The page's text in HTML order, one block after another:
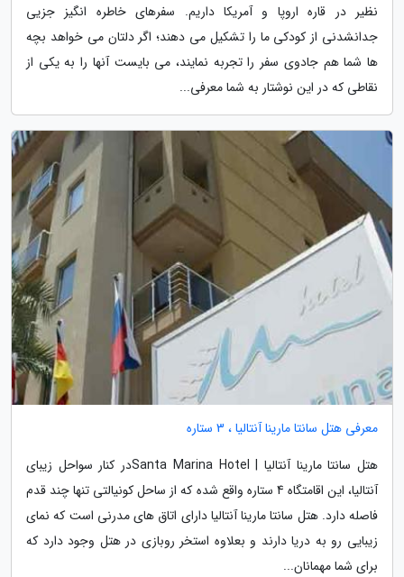
نظیر در قاره اروپا و آمریکا داریم. سفرهای خاطره انگیز جزیی
جدانشدنی از کودکی ما را تشکیل می دهند؛ اگر دلتان می خواهد بچه
ها شما هم جادوی سفر را تجربه نمایند، می بایست آنها را به یکی از
نقاطی که در این نوشتار به شما معرفی...
معرفی هتل سانتا مارینا آنتالیا ، 3 ستاره
هتل سانتا مارینا آنتالیا | Santa Marina Hotelدر کنار سواحل زیبای
آنتالیا، این اقامتگاه 4 ستاره واقع شده که از ساحل کونیالتی تنها چند قدم
فاصله دارد. هتل سانتا مارینا آنتالیا دارای اتاق های مدرنی است که نمای
زیبایی رو به دریا دارند و بعلاوه استخر روبازی در هتل وجود دارد که
برای شما مهمانان...